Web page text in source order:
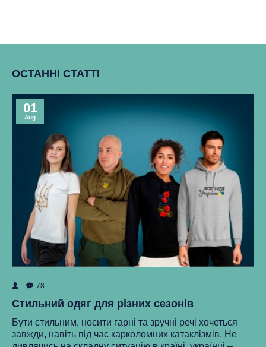
ОСТАННІ СТАТТІ
01
Aug
78
Стильний одяг для різних сезонів
Бути стильним, носити гарні та зручні речі хочеться
завжди, навіть під час карколомних катаклізмів. Не